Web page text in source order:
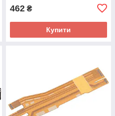
462 ₴
Купити